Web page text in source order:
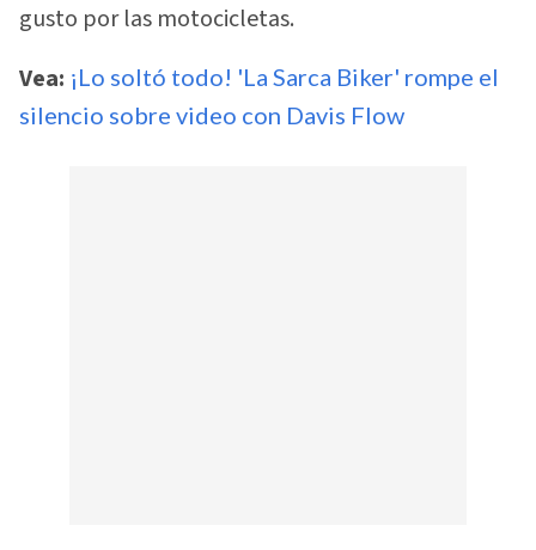
gusto por las motocicletas.
Vea: ¡Lo soltó todo! 'La Sarca Biker' rompe el
silencio sobre video con Davis Flow